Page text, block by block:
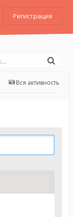
Регистрация
Вся активность